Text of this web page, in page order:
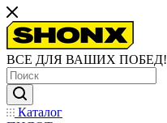
ВСЕ ДЛЯ ВАШИХ ПОБЕД!
Каталог